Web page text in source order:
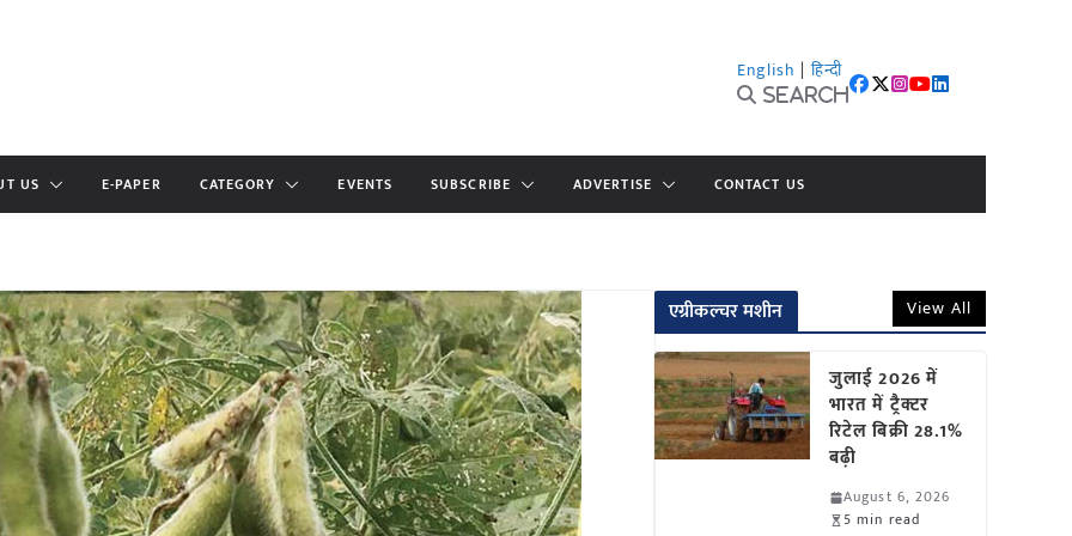
English | हिन्दी
Search
US E-PAPER CATEGORY EVENTS SUBSCRIBE ADVERTISE CONTACT US
एग्रीकल्चर मशीन View All
जुलाई 2026 में
भारत में ट्रैक्टर
रिटेल बिक्री 28.1%
बढ़ी
August 6, 2026
5 min read